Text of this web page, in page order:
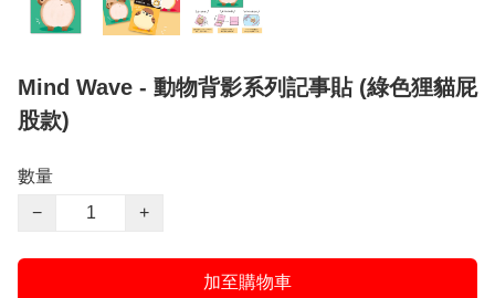
Mind Wave - 動物背影系列記事貼 (綠色狸貓屁
股款)
數量
−
+
加至購物車